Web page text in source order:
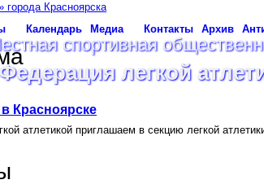
спортивная
легкой
Календарь Медиа Контакты Архив
Красноярске
атлетикой приглашаем в секцию легкой